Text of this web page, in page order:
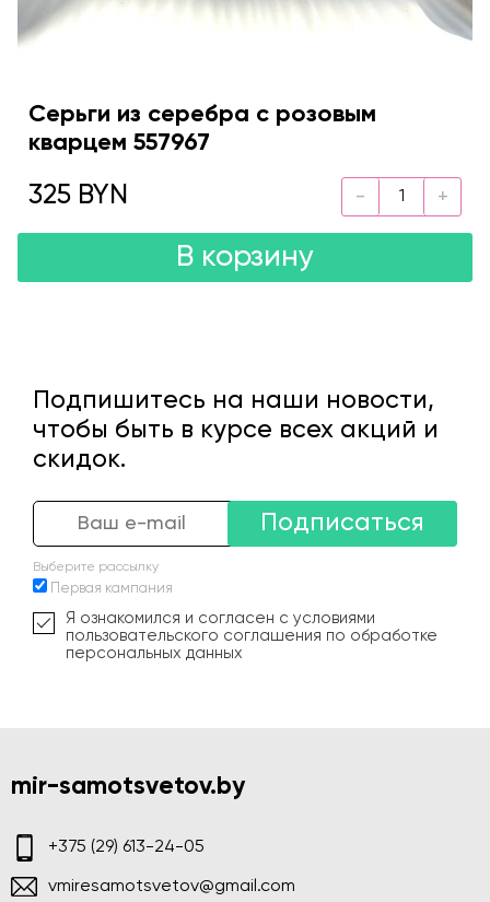
Серьги из серебра с розовым
кварцем 557967
325 BYN
В корзину
Подпишитесь на наши новости,
чтобы быть в курсе всех акций и
скидок.
Подписаться
Выберите рассылку
Первая кампания
Я ознакомился и согласен с условиями
пользовательского соглашения по обработке
персональных данных
mir-samotsvetov.by
+375 (29) 613-24-05
vmiresamotsvetov@gmail.com